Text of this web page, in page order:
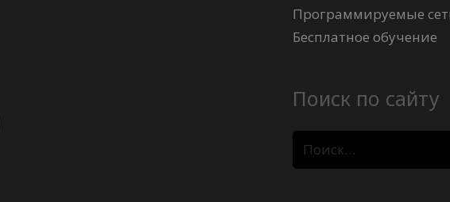
Программируемые
Бесплатное обучение
Поиск по сайту
Найти: